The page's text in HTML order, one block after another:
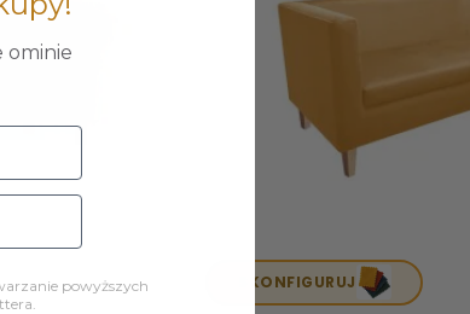
SKONFIGURUJ
ominie
powyższych